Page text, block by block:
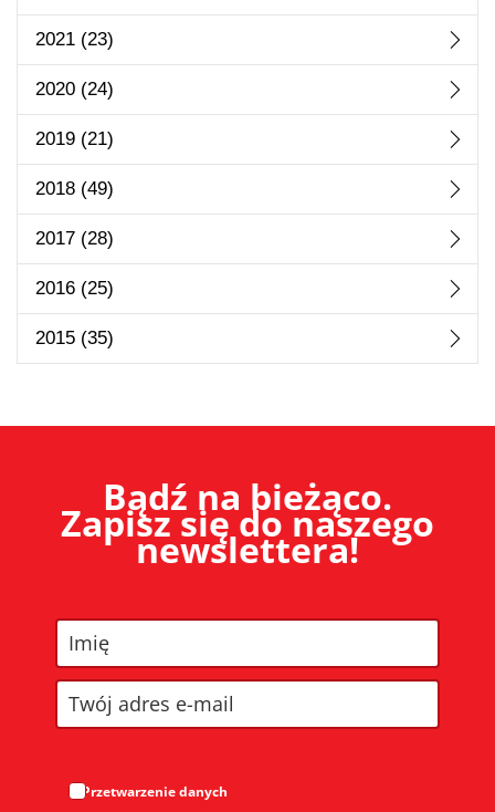
2021 (23)
2020 (24)
2019 (21)
2018 (49)
2017 (28)
2016 (25)
2015 (35)
Bądź na bieżąco.
Zapisz się do naszego
newslettera!
Przetwarzenie danych